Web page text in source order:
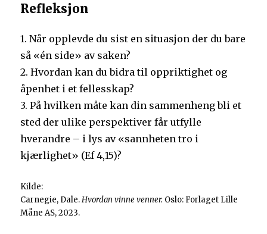
Refleksjon
1. Når opplevde du sist en situasjon der du bare
så «én side» av saken?
2. Hvordan kan du bidra til oppriktighet og
åpenhet i et fellesskap?
3. På hvilken måte kan din sammenheng bli et
sted der ulike perspektiver får utfylle
hverandre – i lys av «sannheten tro i
kjærlighet» (Ef 4,15)?
Kilde:
Carnegie, Dale.Hvordan vinne venner. Oslo: Forlaget Lille
Måne AS, 2023.